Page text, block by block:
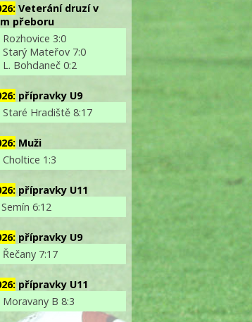
Veterání druzí v
přeboru
3:0
Starý Mateřov 7:0
L. Bohdaneč 0:2
přípravky U9
Staré Hradiště 8:17
Muži
1:3
přípravky U11
6:12
přípravky U9
7:17
přípravky U11
Moravany B 8:3